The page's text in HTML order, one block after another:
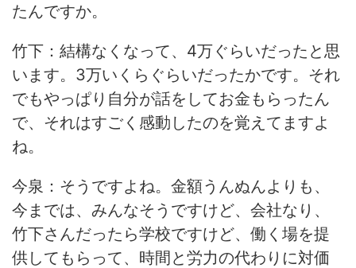
たんですか。
竹下：結構なくなって、4万ぐらいだったと思
います。3万いくらぐらいだったかです。それ
でもやっぱり自分が話をしてお金もらったん
で、それはすごく感動したのを覚えてますよ
ね。
今泉：そうですよね。金額うんぬんよりも、
今までは、みんなそうですけど、会社なり、
竹下さんだったら学校ですけど、働く場を提
供してもらって、時間と労力の代わりに対価